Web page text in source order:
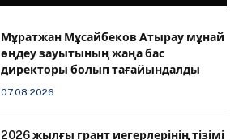
Мұратжан Мұсайбеков Атырау мұнай
өңдеу зауытының жаңа бас
директоры болып тағайындалды
07.08.2026
2026 жылғы грант иегерлерінің тізімі